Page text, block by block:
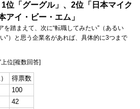
位「グーグル」、2位「日本マイク
アイ・ビー・エム」
を踏まえて、次に“転職してみたい”（あるい
”）と思う企業名があれば、具体的に3つまで
位[複数回答]
得票数
100
42